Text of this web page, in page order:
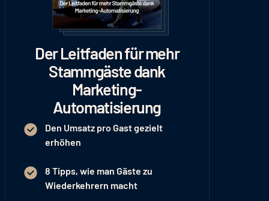
Der Leitfaden für mehr
Stammgäste dank
Marketing-
Automatisierung
Den Umsatz pro Gast gezielt
erhöhen
8 Tipps, wie man Gäste zu
Wiederkehrern macht